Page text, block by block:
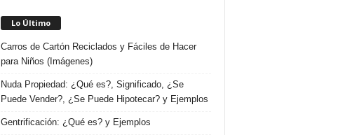
Lo Último
Carros de Cartón Reciclados y Fáciles de Hacer
para Niños (Imágenes)
Nuda Propiedad: ¿Qué es?, Significado, ¿Se
Puede Vender?, ¿Se Puede Hipotecar? y Ejemplos
Gentrificación: ¿Qué es? y Ejemplos